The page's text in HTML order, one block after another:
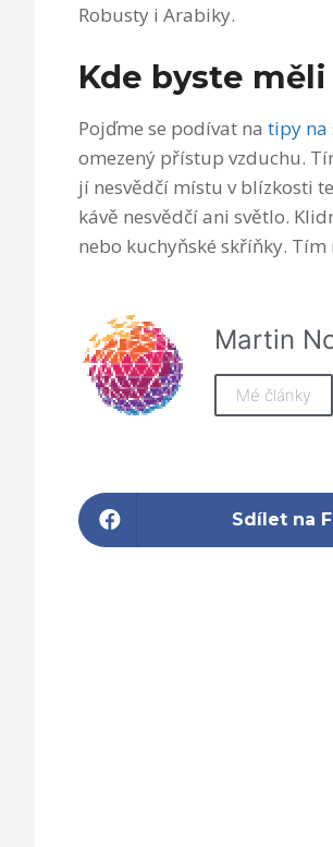
Robusty i Arabiky.
Kde byste
Pojďme se podívat na tipy na
omezený přístup vzduchu.
jí nesvědčí místu v blízkosti
kávě nesvědčí ani světlo.
nebo kuchyňské skříňky.
Martin
Mé články
Sdílet na